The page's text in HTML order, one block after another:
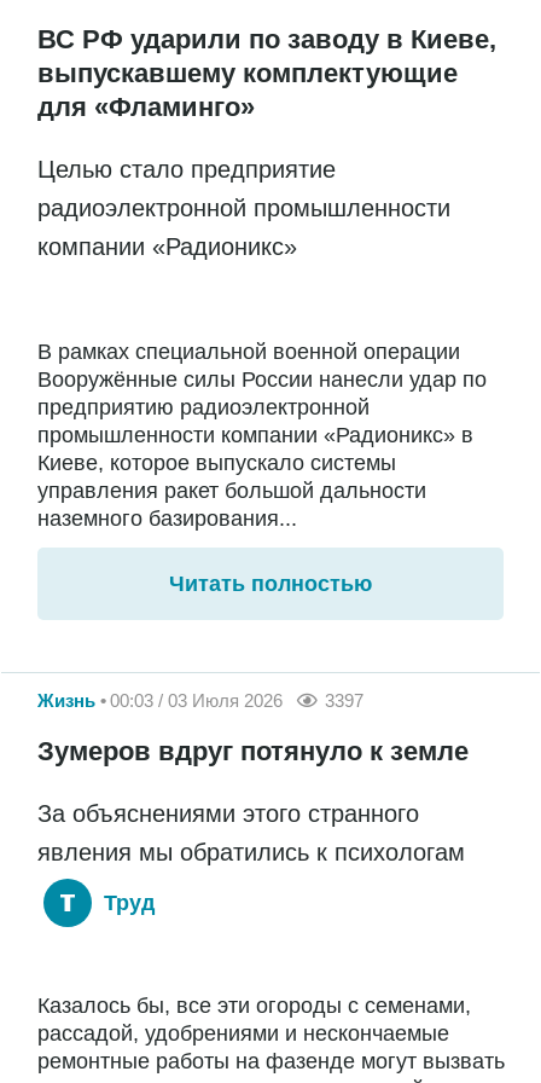
ВС РФ ударили по заводу в Киеве,
выпускавшему комплектующие
для «Фламинго»
Целью стало предприятие
радиоэлектронной промышленности
компании «Радионикс»
В рамках специальной военной операции
Вооружённые силы России нанесли удар по
предприятию радиоэлектронной
промышленности компании «Радионикс» в
Киеве, которое выпускало системы
управления ракет большой дальности
наземного базирования...
Читать полностью
Жизнь 00:03 / 03 Июля 2026 3397
Зумеров вдруг потянуло к земле
За объяснениями этого странного
явления мы обратились к психологам
Труд
Казалось бы, все эти огороды с семенами,
рассадой, удобрениями и нескончаемые
ремонтные работы на фазенде могут вызвать